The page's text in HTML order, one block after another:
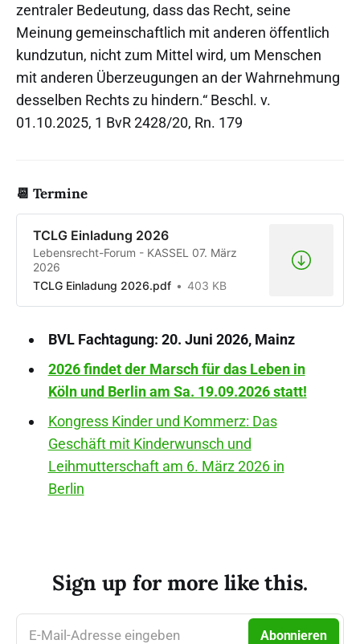
zentraler Bedeutung, dass das Recht, seine
Meinung gemeinschaftlich mit anderen öffentlich
kundzutun, nicht zum Mittel wird, um Menschen
mit anderen Überzeugungen an der Wahrnehmung
desselben Rechts zu hindern.“ Beschl. v.
01.10.2025, 1 BvR 2428/20, Rn. 179
📆 Termine
TCLG Einladung 2026
Lebensrecht-Forum - KASSEL 07. März
2026
TCLG Einladung 2026.pdf
403 KB
BVL Fachtagung: 20. Juni 2026, Mainz
2026 findet der Marsch für das Leben in
Köln und Berlin am Sa. 19.09.2026 statt!
Kongress Kinder und Kommerz: Das
Geschäft mit Kinderwunsch und
Leihmutterschaft am 6. März 2026 in
Berlin
Sign up for more like this.
E-Mail-Adresse eingeben Abonnieren